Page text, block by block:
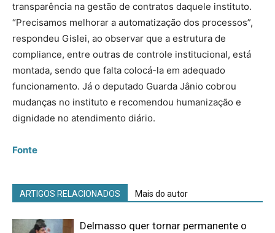
transparência na gestão de contratos daquele instituto.
“Precisamos melhorar a automatização dos processos”,
respondeu Gislei, ao observar que a estrutura de
compliance, entre outras de controle institucional, está
montada, sendo que falta colocá-la em adequado
funcionamento. Já o deputado Guarda Jânio cobrou
mudanças no instituto e recomendou humanização e
dignidade no atendimento diário.
Fonte
ARTIGOS RELACIONADOS Mais do autor
Delmasso quer tornar permanente o